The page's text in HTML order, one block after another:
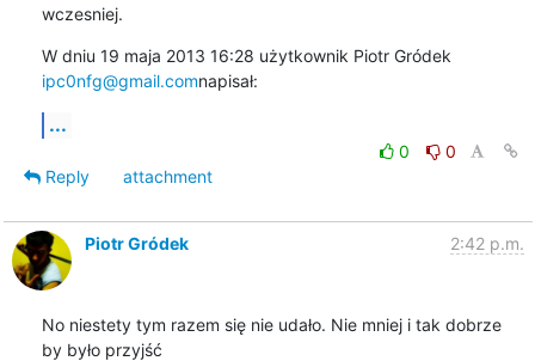
wczesniej.
ipc0nfg@gmail.comnapisał:
...
0
0
Reply
attachment
Piotr Gródek 2:42 p.m.
No niestety tym razem się nie udało. Nie mniej i tak dobrze
by było przyjść